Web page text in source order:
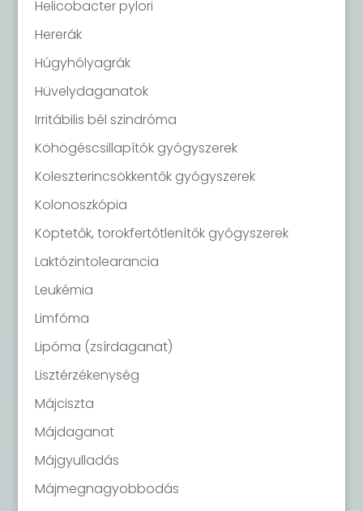
Helicobacter pylori
Hererák
Húgyhólyagrák
Hüvelydaganatok
Irritábilis bél szindróma
Köhögéscsillapítók gyógyszerek
Koleszterincsökkentők gyógyszerek
Kolonoszkópia
Köptetők, torokfertőtlenítők gyógyszerek
Laktózintolearancia
Leukémia
Limfóma
Lipóma (zsírdaganat)
Lisztérzékenység
Májciszta
Májdaganat
Májgyulladás
Májmegnagyobbodás